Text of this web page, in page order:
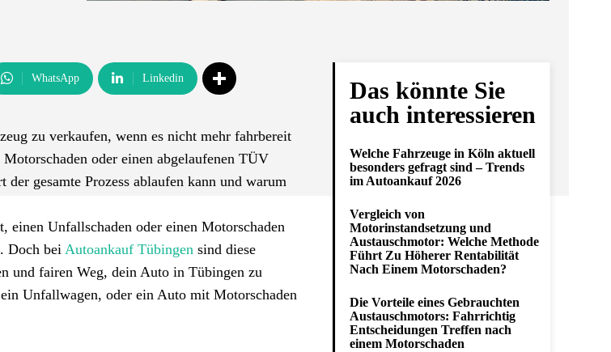
WhatsApp Linkedin
zu verkaufen, wenn es nicht mehr fahrbereit
oder einen abgelaufenen TÜV
gesamte Prozess ablaufen kann und warum
einen Unfallschaden oder einen Motorschaden
Doch bei Autoankauf Tübingen sind diese
und fairen Weg, dein Auto in Tübingen zu
Unfallwagen, oder ein Auto mit Motorschaden
Das könnte Sie
auch interessieren
Welche Fahrzeuge in Köln aktuell
besonders gefragt sind – Trends
im Autoankauf 2026
Vergleich von
Motorinstandsetzung und
Austauschmotor: Welche Methode
Führt Zu Höherer Rentabilität
Nach Einem Motorschaden?
Die Vorteile eines Gebrauchten
Austauschmotors: Fahrrichtig
Entscheidungen Treffen nach
einem Motorschaden